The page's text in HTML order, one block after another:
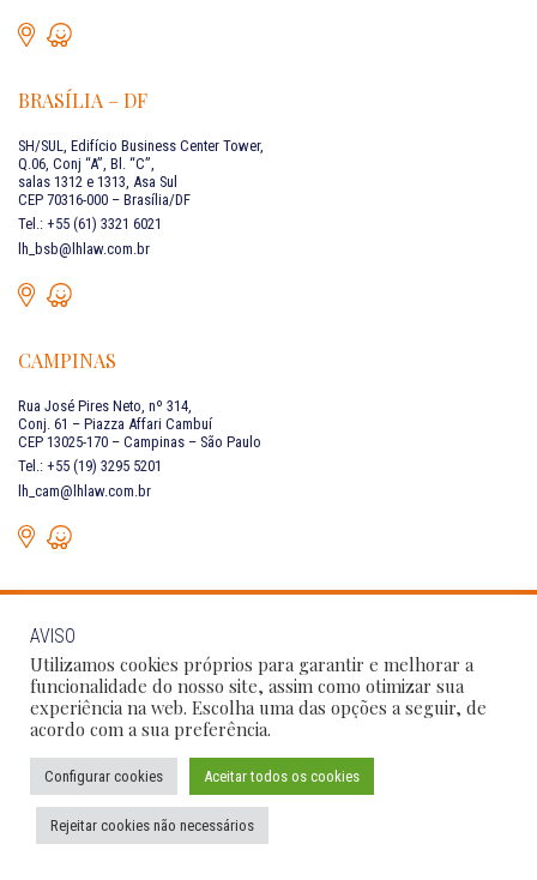
BRASÍLIA – DF
SH/SUL, Edifício Business Center Tower,
Q.06, Conj “A”, Bl. “C”,
salas 1312 e 1313, Asa Sul
CEP 70316-000 – Brasília/DF
Tel.: +55 (61) 3321 6021
lh_bsb@lhlaw.com.br
CAMPINAS
Rua José Pires Neto, nº 314,
Conj. 61 – Piazza Affari Cambuí
CEP 13025-170 – Campinas – São Paulo
Tel.: +55 (19) 3295 5201
lh_cam@lhlaw.com.br
FALE CONOSCO
Siga as nossas redes sociais:
Política de Privacidade Condições de Uso
AVISO
Utilizamos cookies próprios para garantir e melhorar a
funcionalidade do nosso site, assim como otimizar sua
experiência na web. Escolha uma das opções a seguir, de
acordo com a sua preferência.
Configurar cookies Aceitar todos os cookies
Rejeitar cookies não necessários